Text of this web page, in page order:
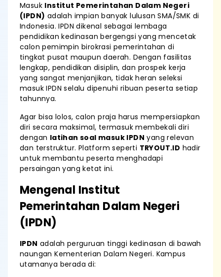
Masuk Institut Pemerintahan Dalam Negeri
(IPDN) adalah impian banyak lulusan SMA/SMK di
Indonesia. IPDN dikenal sebagai lembaga
pendidikan kedinasan bergengsi yang mencetak
calon pemimpin birokrasi pemerintahan di
tingkat pusat maupun daerah. Dengan fasilitas
lengkap, pendidikan disiplin, dan prospek kerja
yang sangat menjanjikan, tidak heran seleksi
masuk IPDN selalu dipenuhi ribuan peserta setiap
tahunnya.
Agar bisa lolos, calon praja harus mempersiapkan
diri secara maksimal, termasuk membekali diri
dengan latihan soal masuk IPDN yang relevan
dan terstruktur. Platform seperti TRYOUT.ID hadir
untuk membantu peserta menghadapi
persaingan yang ketat ini.
Mengenal Institut
Pemerintahan Dalam Negeri
(IPDN)
IPDN adalah perguruan tinggi kedinasan di bawah
naungan Kementerian Dalam Negeri. Kampus
utamanya berada di: